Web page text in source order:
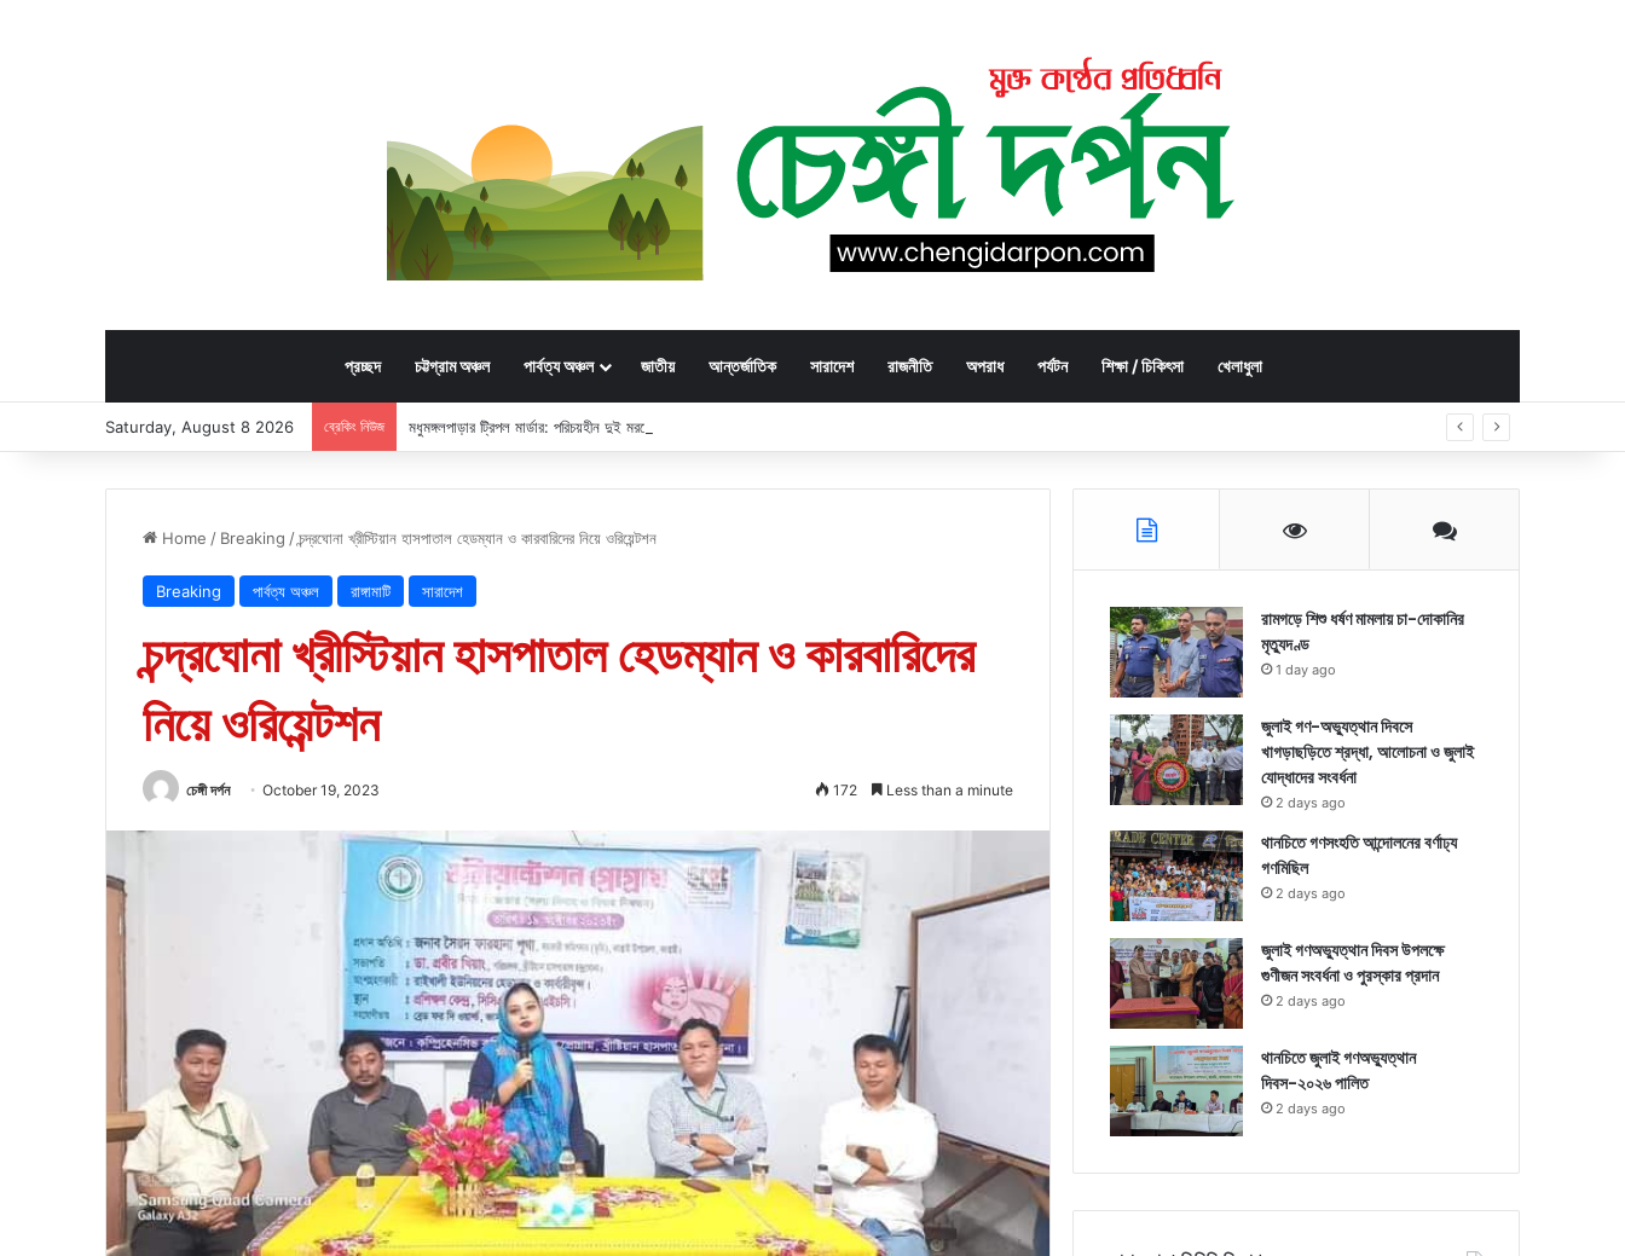
প্রচ্ছদ চট্টগ্রাম অঞ্চল পার্বত্য অঞ্চল জাতীয় আন্তর্জাতিক সারাদেশ রাজনীতি অপরাধ পর্যটন শিক্ষা / চিকিৎসা খেলাধুলা
Saturday, August 8 2026 ব্রেকিং নিউজ মধুমঙ্গলপাড়ার ট্রিপল মার্ডার: পরিচয়হীন দুই মরদেহের স্বজনের খোঁজ পুলিশের
Home / Breaking /চন্দ্রঘোনা খ্রীস্টিয়ান হাসপাতাল হেডম্যান ও কারবারিদের নিয়ে ওরিয়েন্টশন
Breaking পার্বত্য অঞ্চল রাঙ্গামাটি সারাদেশ
চন্দ্রঘোনা খ্রীস্টিয়ান হাসপাতাল হেডম্যান ও কারবারিদের
নিয়ে ওরিয়েন্টশন
চেঙ্গী দর্পন October 19, 2023 172 Less than a minute
রামগড়ে শিশু ধর্ষণ মামলায় চা-দোকানির
মৃত্যুদণ্ড
1 day ago
জুলাই গণ-অভ্যুত্থান দিবসে
খাগড়াছড়িতে শ্রদ্ধা, আলোচনা ও জুলাই
যোদ্ধাদের সংবর্ধনা
2 days ago
থানচিতে গণসংহতি আন্দোলনের বর্ণাঢ্য
গণমিছিল
2 days ago
জুলাই গণঅভ্যুত্থান দিবস উপলক্ষে
গুণীজন সংবর্ধনা ও পুরস্কার প্রদান
2 days ago
থানচিতে জুলাই গণঅভ্যুত্থান
দিবস-২০২৬ পালিত
2 days ago